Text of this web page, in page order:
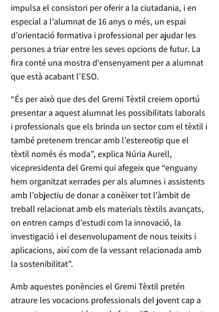
impulsa el consistori per oferir a la ciutadania, i en
especial a l’alumnat de 16 anys o més, un espai
d’orientació formativa i professional per ajudar les
persones a triar entre les seves opcions de futur. La
fira conté una mostra d’ensenyament per a alumnat
que està acabant l’ESO.
“És per això que des del Gremi Tèxtil creiem oportú
presentar a aquest alumnat les possibilitats laborals
i professionals que els brinda un sector com el tèxtil i
també pretenem trencar amb l’estereotip que el
tèxtil només és moda”, explica Núria Aurell,
vicepresidenta del Gremi qui afegeix que “enguany
hem organitzat xerrades per als alumnes i assistents
amb l’objectiu de donar a conèixer tot l’àmbit de
treball relacionat amb els materials tèxtils avançats,
on entren camps d’estudi com la innovació, la
investigació i el desenvolupament de nous teixits i
aplicacions, així com de la vessant relacionada amb
la sostenibilitat”.
Amb aquestes ponències el Gremi Tèxtil pretén
atraure les vocacions professionals del jovent cap a